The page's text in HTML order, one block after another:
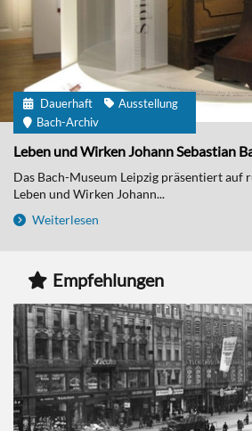
Dauerhaft
Ausstellung
Bach-Archiv
Leben und Wirken Johann Sebastian
Das Bach-Museum Leipzig präsentiert auf
Leben und Wirken Johann...
Weiterlesen
Empfehlungen